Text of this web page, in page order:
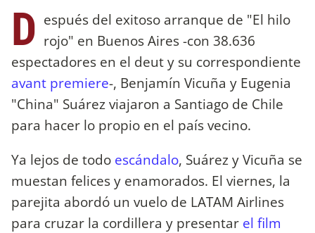
D espués del exitoso arranque de "El hilo
rojo" en Buenos Aires -con 38.636
espectadores en el deut y su correspondiente
avant premiere-, Benjamín Vicuña y Eugenia
"China" Suárez viajaron a Santiago de Chile
para hacer lo propio en el país vecino.
Ya lejos de todo escándalo, Suárez y Vicuña se
muestan felices y enamorados. El viernes, la
parejita abordó un vuelo de LATAM Airlines
para cruzar la cordillera y presentar el film